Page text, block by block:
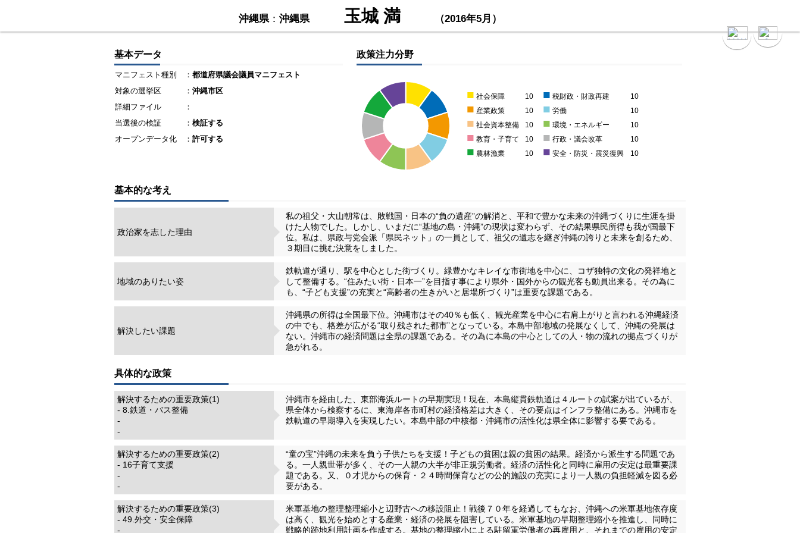
沖縄県： 沖縄県 玉城 満 （2016年5月）
基本データ
マニフェスト種別 ： 都道府県議会議員マニフェスト
対象の選挙区
： 沖縄市区
詳細ファイル
：
当選後の検証
： 検証する
オープンデータ化
： 許可する
政策注力分野
■ 社会保障 10 ■ 税財政・財政再建 10
■ 産業政策 10 ■ 労働 10
■ 社会資本整備 10 ■ 環境・エネルギー 10
■ 教育・子育て 10 ■ 行政・議会改革 10
■ 農林漁業 10 ■ 安全・防災・震災復興 10
基本的な考え
政治家を志した理由
私の祖父・大山朝常は、敗戦国・日本の“負の遺産”の解消と、平和で豊かな未来の沖縄づくりに生涯を掛
けた人物でした。しかし、いまだに“基地の島・沖縄”の現状は変わらず、その結果県民所得も我が国最下
位。私は、県政与党会派「県民ネット」の一員として、祖父の遺志を継ぎ沖縄の誇りと未来を創るため、
３期目に挑む決意をしました。
地域のありたい姿
鉄軌道が通り、駅を中心とした街づくり。緑豊かなキレイな市街地を中心に、コザ独特の文化の発祥地と
して整備する。“住みたい街・日本一”を目指す事により県外・国外からの観光客も動員出来る。その為に
も、“子ども支援”の充実と“高齢者の生きがいと居場所づくり”は重要な課題である。
解決したい課題
沖縄県の所得は全国最下位。沖縄市はその40％も低く、観光産業を中心に右肩上がりと言われる沖縄経済
の中でも、格差が広がる“取り残された都市”となっている。本島中部地域の発展なくして、沖縄の発展は
ない。沖縄市の経済問題は全県の課題である。その為に本島の中心としての人・物の流れの拠点づくりが
急がれる。
具体的な政策
解決するための重要政策(1)
- 8.鉄道・バス整備
-
-
沖縄市を経由した、東部海浜ルートの早期実現！現在、本島縦貫鉄軌道は４ルートの試案が出ているが、
県全体から検察するに、東海岸各市町村の経済格差は大きく、その要点はインフラ整備にある。沖縄市を
鉄軌道の早期導入を実現したい。本島中部の中核都・沖縄市の活性化は県全体に影響する要である。
解決するための重要政策(2)
- 16子育て支援
-
-
“童の宝”沖縄の未来を負う子供たちを支援！子どもの貧困は親の貧困の結果。経済から派生する問題であ
る。一人親世帯が多く、その一人親の大半が非正規労働者。経済の活性化と同時に雇用の安定は最重要課
題である。又、０才児からの保育・２４時間保育などの公的施設の充実により一人親の負担軽減を図る必
要がある。
解決するための重要政策(3)
- 49.外交・安全保障
-
米軍基地の整理整理縮小と辺野古への移設阻止！戦後７０年を経過してもなお、沖縄への米軍基地依存度
は高く、観光を始めとする産業・経済の発展を阻害している。米軍基地の早期整理縮小を推進し、同時に
戦略的跡地利用計画を作成する。基地の整理縮小による駐留軍労働者の再雇用と、それまでの雇用の安定